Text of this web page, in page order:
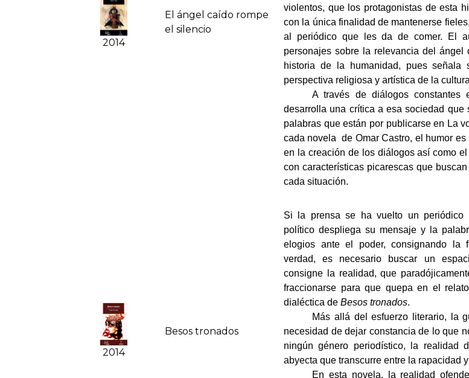
2014
El ángel caí­do rompe
el silencio
violentos, que los protagonistas de esta
con la única finalidad de mantenerse
al periódico que les da de comer. El
personajes sobre la relevancia del ángel
historia de la humanidad, pues señala
perspectiva religiosa y artística de la
A través de diálogos constantes
desarrolla una crítica a esa sociedad que
palabras que están por publicarse en La
cada novela de Omar Castro, el humor es
en la creación de los diálogos así como
con características picarescas que
cada situación.
2014
Besos tronados
Si la prensa se ha vuelto un periódico
político despliega su mensaje y la
elogios ante el poder, consignando la
verdad, es necesario buscar un
consigne la realidad, que
fraccionarse para que quepa en el
dialéctica de Besos tronados.
Más allá del esfuerzo literario, la
necesidad de dejar constancia de lo que
ningún género periodístico, la realidad
abyecta que transcurre entre la rapacidad
En esta novela, la realidad